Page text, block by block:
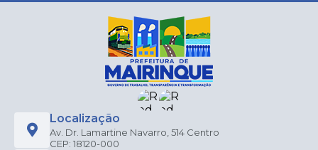
Localização
Av. Dr. Lamartine Navarro, 514 Centro
CEP: 18120-000